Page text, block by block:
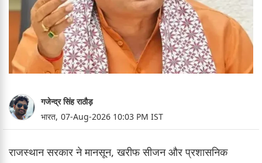
गजेन्द्र सिंह राठौड़
भारत, 07-Aug-2026 10:03 PM IST
राजस्थान सरकार ने मानसून, खरीफ सीजन और प्रशासनिक